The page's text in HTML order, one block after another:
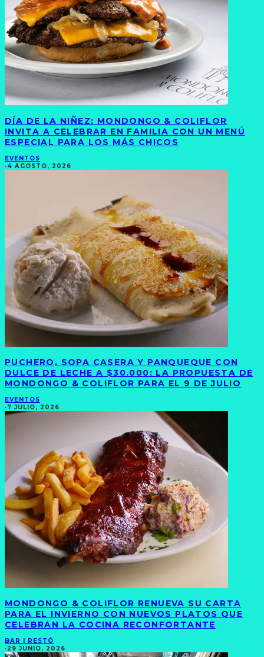
DÍA DE LA NIÑEZ: MONDONGO & COLIFLOR
INVITA A CELEBRAR EN FAMILIA CON UN MENÚ
ESPECIAL PARA LOS MÁS CHICOS
EVENTOS
·4 AGOSTO, 2026
PUCHERO, SOPA CASERA Y PANQUEQUE CON
DULCE DE LECHE A $30.000: LA PROPUESTA DE
MONDONGO & COLIFLOR PARA EL 9 DE JULIO
EVENTOS
·7 JULIO, 2026
MONDONGO & COLIFLOR RENUEVA SU CARTA
PARA EL INVIERNO CON NUEVOS PLATOS QUE
CELEBRAN LA COCINA RECONFORTANTE
BAR | RESTÓ
·29 JUNIO, 2026